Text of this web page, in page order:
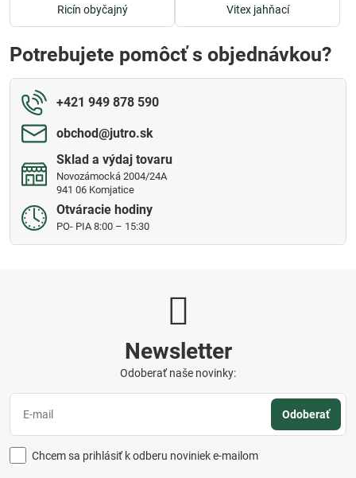
Ricín obyčajný Vitex jahňací
Potrebujete pomôcť s objednávkou?
+421 949 878 590
obchod​@jutro​.sk
Sklad a výdaj tovaru
Novozámocká 2004/24A
941 06 Komjatice
Otváracie hodiny
PO- PIA 8:00 – 15:30
Newsletter
Odoberať naše novinky:
Odoberať
Chcem sa prihlásiť k odberu noviniek e-mailom